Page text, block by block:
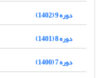
دوره 9 (1402)
دوره 8 (1401)
دوره 7 (1400)